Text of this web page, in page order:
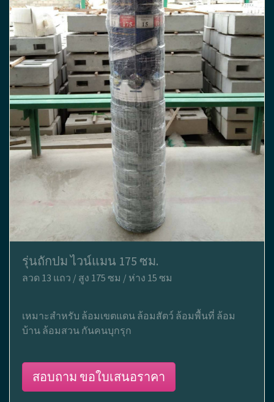
รุ่นถักปม ไวน์แมน 175 ซม.
ลวด 13 แถว / สูง 175 ซม / ห่าง 15 ซม
เหมาะสำหรับ ล้อมเขตแดน ล้อมสัตว์ ล้อมพื้นที่ ล้อม
บ้าน ล้อมสวน กันคนบุกรุก
สอบถาม ขอใบเสนอราคา